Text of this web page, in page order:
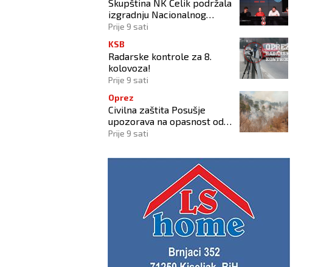
Skupština NK Čelik podržala
izgradnju Nacionalnog
stadiona
Prije 9 sati
KSB
Radarske kontrole za 8.
kolovoza!
Prije 9 sati
Oprez
Civilna zaštita Posušje
upozorava na opasnost od
požara na Blidinju
Prije 9 sati